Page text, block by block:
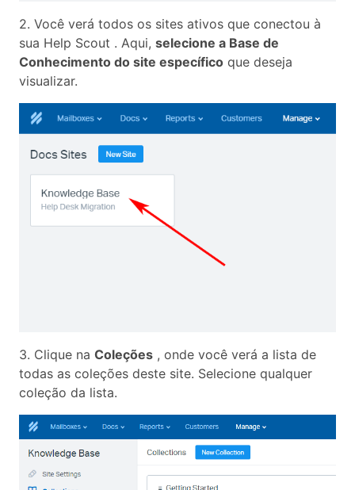
2. Você verá todos os sites ativos que conectou à
sua Help Scout . Aqui, selecione a Base de
Conhecimento do site específico que deseja
visualizar.
3. Clique na Coleções , onde você verá a lista de
todas as coleções deste site. Selecione qualquer
coleção da lista.